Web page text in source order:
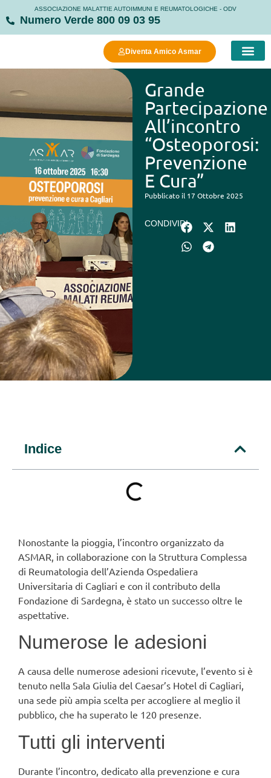
ASSOCIAZIONE MALATTIE AUTOIMMUNI E REUMATOLOGICHE - ODV
Numero Verde 800 09 03 95
Diventa Amico Asmar
Grande
Partecipazione
All’incontro
“Osteoporosi:
Prevenzione
E Cura”
Pubblicato il 17 Ottobre 2025
CONDIVIDI
Indice
Nonostante la pioggia, l’incontro organizzato da
ASMAR, in collaborazione con la Struttura Complessa
di Reumatologia dell’Azienda Ospedaliera
Universitaria di Cagliari e con il contributo della
Fondazione di Sardegna, è stato un successo oltre le
aspettative.
Numerose le adesioni
A causa delle numerose adesioni ricevute, l’evento si è
tenuto nella Sala Giulia del Caesar’s Hotel di Cagliari,
una sede più ampia scelta per accogliere al meglio il
pubblico, che ha superato le 120 presenze.
Tutti gli interventi
Durante l’incontro, dedicato alla prevenzione e cura